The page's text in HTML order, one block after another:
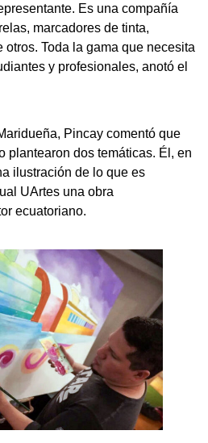
Es una compañía
marcadores de tinta,
Toda la gama que necesita
y profesionales, anotó el
Pincay comentó que
plantearon dos temáticas. Él, en
ilustración de lo que es
UArtes una obra
ecuatoriano.